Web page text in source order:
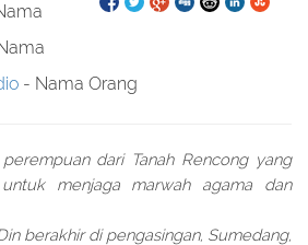
- Nama Orang
dari Tanah Rencong yang
menjaga marwah agama dan
berakhir di pengasingan, Sumedang,